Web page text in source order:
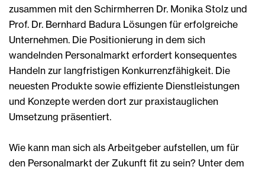
zusammen mit den Schirmherren Dr. Monika Stolz und
Prof. Dr. Bernhard Badura Lösungen für erfolgreiche
Unternehmen. Die Positionierung in dem sich
wandelnden Personalmarkt erfordert konsequentes
Handeln zur langfristigen Konkurrenzfähigkeit. Die
neuesten Produkte sowie effiziente Dienstleistungen
und Konzepte werden dort zur praxistauglichen
Umsetzung präsentiert.
Wie kann man sich als Arbeitgeber aufstellen, um für
den Personalmarkt der Zukunft fit zu sein? Unter dem